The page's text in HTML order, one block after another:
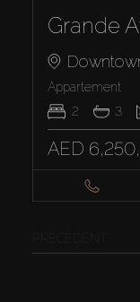
Grande
Appartement
2
3
AED